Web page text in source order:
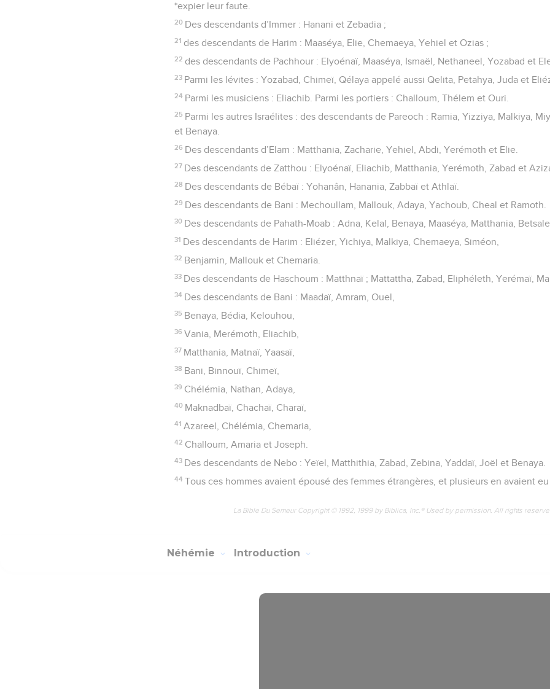
*expier leur faute.
20 Des descendants d’Immer : Hanani et Zebadia ;
21 des descendants de Harim : Maaséya, Elie, Chemaeya, Yehiel et Ozias ;
22 des descendants de Pachhour : Elyoénaï, Maaséya, Ismaël, Nethaneel, Yozabad et
23 Parmi les lévites : Yozabad, Chimeï, Qélaya appelé aussi Qelita, Petahya, Juda et
24 Parmi les musiciens : Eliachib. Parmi les portiers : Challoum, Thélem et Ouri.
25 Parmi les autres Israélites : des descendants de Pareoch : Ramia, Yizziya, Malkiya,
et Benaya.
26 Des descendants d’Elam : Matthania, Zacharie, Yehiel, Abdi, Yerémoth et Elie.
27 Des descendants de Zatthou : Elyoénaï, Eliachib, Matthania, Yerémoth, Zabad et
28 Des descendants de Bébaï : Yohanân, Hanania, Zabbaï et Athlaï.
29 Des descendants de Bani : Mechoullam, Mallouk, Adaya, Yachoub, Cheal et Ramoth.
30 Des descendants de Pahath-Moab : Adna, Kelal, Benaya, Maaséya, Matthania,
31 Des descendants de Harim : Eliézer, Yichiya, Malkiya, Chemaeya, Siméon,
32 Benjamin, Mallouk et Chemaria.
33 Des descendants de Haschoum : Matthnaï ; Mattattha, Zabad, Eliphéleth, Yerémaï,
34 Des descendants de Bani : Maadaï, Amram, Ouel,
35 Benaya, Bédia, Kelouhou,
36 Vania, Merémoth, Eliachib,
37 Matthania, Matnaï, Yaasaï,
38 Bani, Binnouï, Chimeï,
39 Chélémia, Nathan, Adaya,
40 Maknadbaï, Chachaï, Charaï,
41 Azareel, Chélémia, Chemaria,
42 Challoum, Amaria et Joseph.
43 Des descendants de Nebo : Yeïel, Matthithia, Zabad, Zebina, Yaddaï, Joël et Benaya.
44 Tous ces hommes avaient épousé des femmes étrangères, et plusieurs en avaient eu
La Bible Du Semeur Copyright © 1992, 1999 by Biblica, Inc.® Used by permission. All rights
Néhémie Introduction